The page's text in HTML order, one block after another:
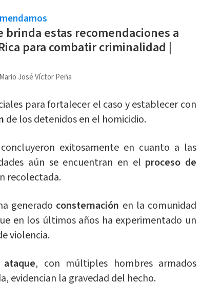
brinda estas recomendaciones a
para combatir criminalidad |
Mario José Víctor Peña
para fortalecer el caso y establecer con
de los detenidos en el homicidio.
exitosamente en cuanto a las
aún se encuentran en el proceso de
recolectada.
generado consternación en la comunidad
en los últimos años ha experimentado un
violencia.
, con múltiples hombres armados
evidencian la gravedad del hecho.